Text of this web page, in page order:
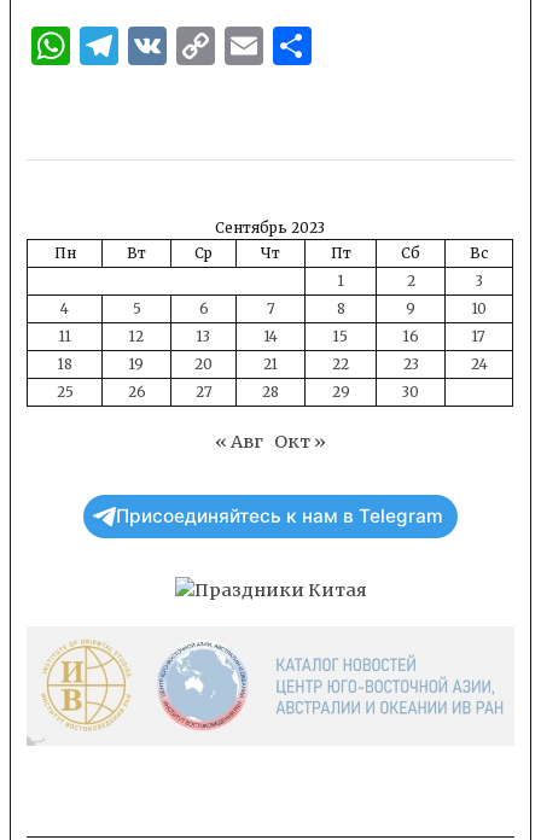
WhatsApp
Telegram
VKCopyEmail
Сентябрь 2023
Пн
Вт Ср Чт Пт Сб
Вс
1
2
3
4
5 6 7 8 9
10
11
12 13 14 15 16
17
18
19 20 21 22 23
24
25
26 27 28 29 30
« Авг Окт »
Присоединяйтесь к нам в Telegram